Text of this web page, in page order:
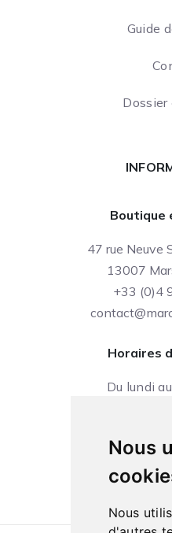
Nous
Nous
Guide
Dossier
Boutique
47 rue Neuve
13007
+33 (0)4
Horaires
Du lundi
10h à 13h